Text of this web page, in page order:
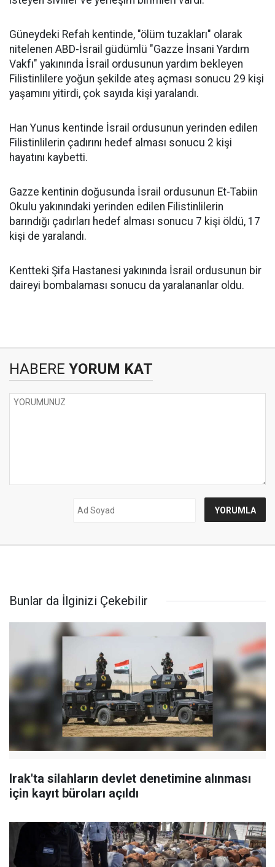
Güneydeki Refah kentinde, "ölüm tuzakları" olarak
nitelenen ABD-İsrail güdümlü "Gazze İnsani Yardım
Vakfı" yakınında İsrail ordusunun yardım bekleyen
Filistinlilere yoğun şekilde ateş açması sonucu 29 kişi
yaşamını yitirdi, çok sayıda kişi yaralandı.
Han Yunus kentinde İsrail ordusunun yerinden edilen
Filistinlilerin çadırını hedef alması sonucu 2 kişi
hayatını kaybetti.
Gazze kentinin doğusunda İsrail ordusunun Et-Tabiin
Okulu yakınındaki yerinden edilen Filistinlilerin
barındığı çadırları hedef alması sonucu 7 kişi öldü, 17
kişi de yaralandı.
Kentteki Şifa Hastanesi yakınında İsrail ordusunun bir
daireyi bombalaması sonucu da yaralananlar oldu.
HABERE YORUM KAT
Bunlar da İlginizi Çekebilir
Irak'ta silahların devlet denetimine alınması
için kayıt büroları açıldı